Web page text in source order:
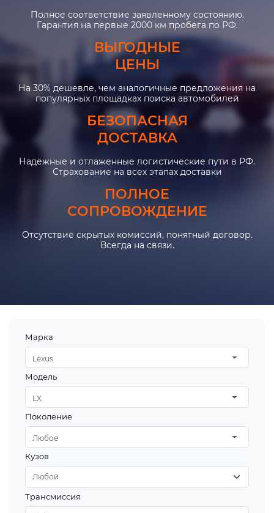
Полное соответствие заявленному состоянию.
Гарантия на первые 2000 км пробега по РФ.
ВЫГОДНЫЕ
ЦЕНЫ
На 30% дешевле, чем аналогичные предложения на
популярных площадках поиска автомобилей
БЕЗОПАСНАЯ
ДОСТАВКА
Надёжные и отлаженные логистические пути в РФ.
Страхование на всех этапах доставки
ПОЛНОЕ
СОПРОВОЖДЕНИЕ
Отсутствие скрытых комиссий, понятный договор.
Всегда на связи.
Марка
Lexus
Модель
LX
Поколение
Любое
Кузов
Трансмиссия